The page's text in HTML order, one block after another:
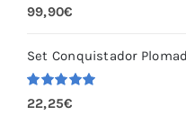
Valorado
con 5.00
99,90€
Set Conquistador
Valorado
con
5.00
22,25€